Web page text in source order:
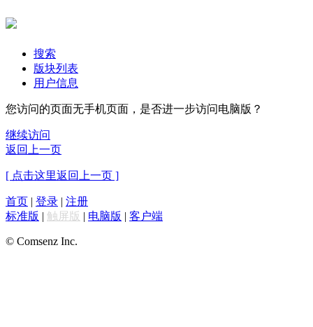
搜索
版块列表
用户信息
您访问的页面无手机页面，是否进一步访问电脑版？
继续访问
返回上一页
[ 点击这里返回上一页 ]
首页 | 登录 | 注册
标准版 | 触屏版 | 电脑版 | 客户端
© Comsenz Inc.